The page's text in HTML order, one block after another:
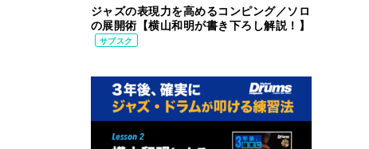
ジャズの表現力を高めるコンピング／ソロ
の展開術【横山和明が書き下ろし解説！】
サブスク